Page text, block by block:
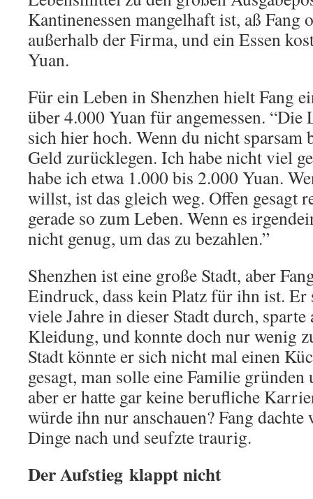
Kantinenessen mangelhaft ist, aß
außerhalb der Firma, und ein Essen
Yuan.
Für ein Leben in Shenzhen hielt Fang
über 4.000 Yuan für angemessen. “Die
sich hier hoch. Wenn du nicht sparsam
Geld zurücklegen. Ich habe nicht viel
habe ich etwa 1.000 bis 2.000 Yuan.
willst, ist das gleich weg. Offen gesagt
gerade so zum Leben. Wenn es
nicht genug, um das zu bezahlen.”
Shenzhen ist eine große Stadt, aber
Eindruck, dass kein Platz für ihn ist. Er
viele Jahre in dieser Stadt durch, sparte
Kleidung, und konnte doch nur wenig
Stadt könnte er sich nicht mal einen
gesagt, man solle eine Familie
aber er hatte gar keine berufliche
würde ihn nur anschauen? Fang
Dinge nach und seufzte traurig.
Der Aufstieg klappt nicht